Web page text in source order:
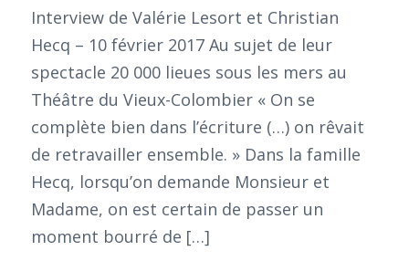
Interview de Valérie Lesort et Christian
Hecq – 10 février 2017 Au sujet de leur
spectacle 20 000 lieues sous les mers au
Théâtre du Vieux-Colombier « On se
complète bien dans l’écriture (…) on rêvait
de retravailler ensemble. » Dans la famille
Hecq, lorsqu’on demande Monsieur et
Madame, on est certain de passer un
moment bourré de […]